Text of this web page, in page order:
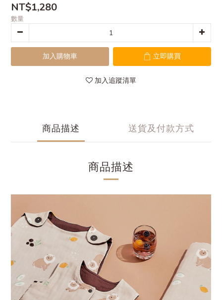
NT$1,280
數量
加入購物車 立即購買
加入追蹤清單
商品描述 送貨及付款方式
商品描述